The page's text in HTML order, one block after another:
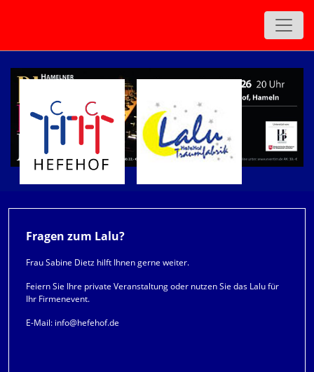
Fragen zum Lalu?
Frau Sabine Dietz hilft Ihnen gerne weiter.
Feiern Sie Ihre private Veranstaltung oder nutzen Sie das Lalu für
Ihr Firmenevent.
E-Mail: info@hefehof.de